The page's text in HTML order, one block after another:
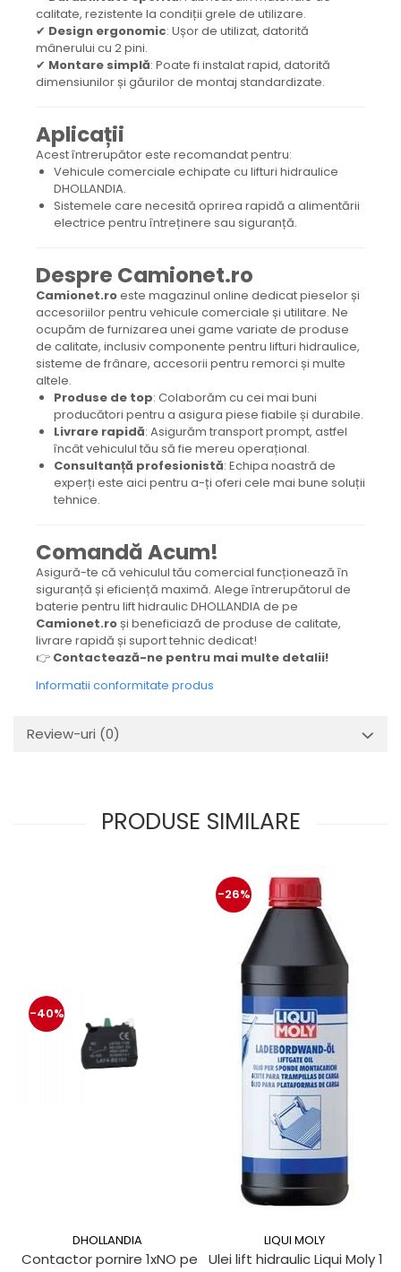
calitate, rezistente la condiții grele de utilizare.
✔ Design ergonomic: Ușor de utilizat, datorită
mânerului cu 2 pini.
✔ Montare simplă: Poate fi instalat rapid, datorită
dimensiunilor și găurilor de montaj standardizate.
Aplicații
Acest întrerupător este recomandat pentru:
Vehicule comerciale echipate cu lifturi hidraulice
DHOLLANDIA.
Sistemele care necesită oprirea rapidă a alimentării
electrice pentru întreținere sau siguranță.
Despre Camionet.ro
Camionet.roeste magazinul online dedicat pieselor și
accesoriilor pentru vehicule comerciale și utilitare. Ne
ocupăm de furnizarea unei game variate de produse
de calitate, inclusiv componente pentru lifturi hidraulice,
sisteme de frânare, accesorii pentru remorci și multe
altele.
Produse de top: Colaborăm cu cei mai buni
producători pentru a asigura piese fiabile și durabile.
Livrare rapidă: Asigurăm transport prompt, astfel
încât vehiculul tău să fie mereu operațional.
Consultanță profesionistă: Echipa noastră de
experți este aici pentru a-ți oferi cele mai bune soluții
tehnice.
Comandă Acum!
Asigură-te că vehiculul tău comercial funcționează în
siguranță și eficiență maximă. Alege întrerupătorul de
baterie pentru lift hidraulic DHOLLANDIA de pe
Camionet.roși beneficiază de produse de calitate,
livrare rapidă și suport tehnic dedicat!
👉 Contactează-ne pentru mai multe detalii!
Informatii conformitate produs
Review-uri (0)
PRODUSE SIMILARE
-40%
DHOLLANDIA
Contactor pornire 1xNO pentru obloane hidraulice
-26%
LIQUI MOLY
Ulei lift hidraulic Liqui Moly 1